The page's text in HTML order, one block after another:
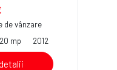
de vânzare
mp 2012